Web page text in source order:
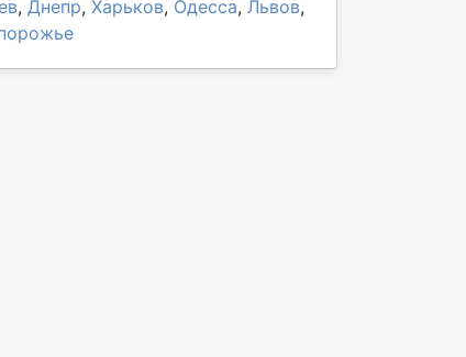
, Днепр, Харьков, Одесса, Львов,